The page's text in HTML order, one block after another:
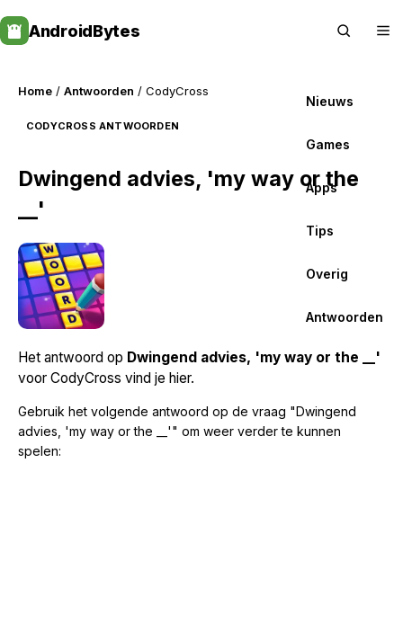
to
content
AndroidBytes
Nieuws
Games
Apps
Tips
Overig
Antwoorden
Home / Antwoorden / CodyCross
CODYCROSS ANTWOORDEN
Dwingend advies, 'my way or the
__'
Het antwoord op Dwingend advies, 'my way or the __'
voor CodyCross vind je hier.
Gebruik het volgende antwoord op de vraag "Dwingend
advies, 'my way or the __'" om weer verder te kunnen
spelen: